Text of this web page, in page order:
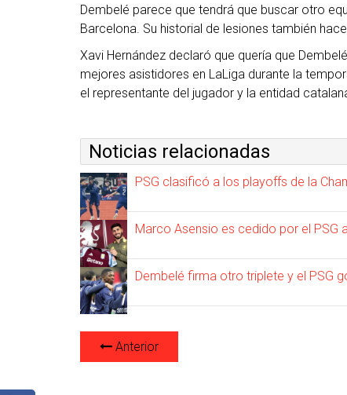
Dembelé parece que tendrá que buscar otro
Barcelona. Su historial de lesiones también
Xavi Hernández declaró que quería que
mejores asistidores en LaLiga durante la
el representante del jugador y la entidad
Noticias relacionadas
PSG clasificó a los playoffs de la
Marco Asensio es cedido por el PSG
Dembelé firma otro triplete y el PSG
Anterior